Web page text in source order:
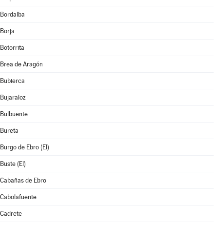
Bordalba
Borja
Botorrita
Brea de Aragón
Bubierca
Bujaraloz
Bulbuente
Bureta
Burgo de Ebro (El)
Buste (El)
Cabañas de Ebro
Cabolafuente
Cadrete